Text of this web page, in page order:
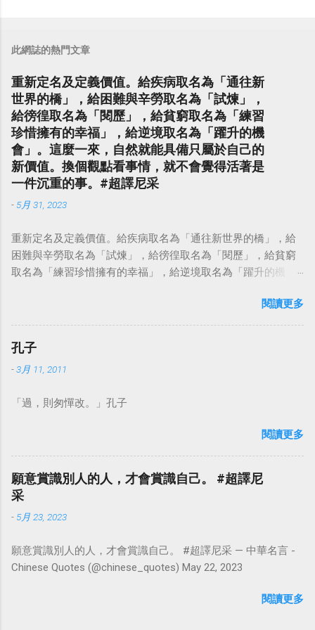
此網誌的熱門文章
重新定名及定義價值。給疾病取名為「通往新
世界的橋」，給困難與辛勞取名為「試煉」，
給徬徨取名為「閱歷」，給貧窮取名為「練習
珍惜擁有的幸福」，給逆境取名為「躍升的機
會」。這麼一來，自然就能具備只屬於自己的
新價值。換個觀點看事情，就不會覺得活著是
一件沉重的事。#超譯尼采
- 5月 31, 2023
重新定名及定義價值。給疾病取名為「通往新世界的橋」，給
困難與辛勞取名為「試煉」，給徬徨取名為「閱歷」，給貧窮
取名為「練習珍惜擁有的幸福」，給逆境取名為「躍升的機
點看事情，就不會覺得活著是一件沉重的事。#超譯尼采 — 中
華名言 - Chinese Quotes (@chinese_quotes) May 23, 2023
閱讀更多
孔子
-3月 11, 2011
「過，則匆憚改。」孔子
閱讀更多
願意賞識別人的人，才會賞識自己。 #超譯尼
采
- 5月 23, 2023
願意賞識別人的人，才會賞識自己。 #超譯尼采 — 中華名言 -
Chinese Quotes (@chinese_quotes) May 22, 2023
閱讀更多